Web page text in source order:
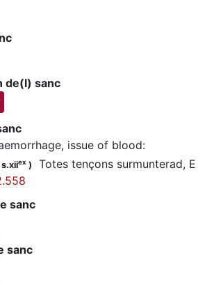
de(l) sanc
issue of blood:
s.xiiex ) Totes tençons surmunterad,
sanc
sanc